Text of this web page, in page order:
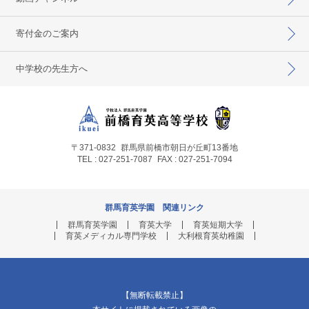
寄付金のご案内
中学校の先生方へ
〒371-0832 群馬県前橋市朝日が丘町13番地
TEL : 027-251-7087
FAX : 027-251-7094
群馬育英学園 関連リンク
群馬育英学園
育英大学
育英短期大学
育英メディカル専門学校
大利根育英幼稚園
【無断転載禁止】